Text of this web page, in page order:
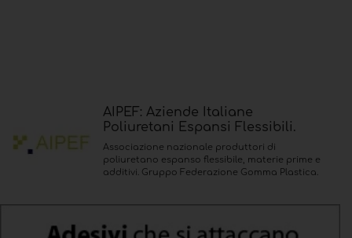
AIPEF: Aziende Italiane
Poliuretani Espansi Flessibili.
Associazione nazionale produttori di
poliuretano espanso flessibile, materie prime e
additivi. Gruppo Federazione Gomma Plastica.